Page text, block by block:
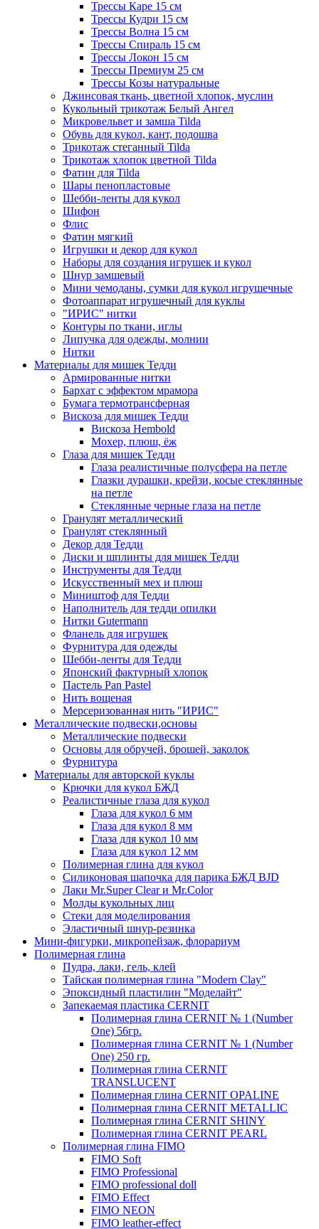
Трессы Каре 15 см
Трессы Кудри 15 см
Трессы Волна 15 см
Трессы Спираль 15 см
Трессы Локон 15 см
Трессы Премиум 25 см
Трессы Козы натуральные
Джинсовая ткань, цветной хлопок, муслин
Кукольный трикотаж Белый Ангел
Микровельвет и замша Tilda
Обувь для кукол, кант, подошва
Трикотаж стеганный Tilda
Трикотаж хлопок цветной Tilda
Фатин для Tilda
Шары пенопластовые
Шебби-ленты для кукол
Шифон
Флис
Фатин мягкий
Игрушки и декор для кукол
Наборы для создания игрушек и кукол
Шнур замшевый
Мини чемоданы, сумки для кукол игрушечные
Фотоаппарат игрушечный для куклы
"ИРИС" нитки
Контуры по ткани, иглы
Липучка для одежды, молнии
Нитки
Материалы для мишек Тедди
Армированные нитки
Бархат с эффектом мрамора
Бумага термотрансферная
Вискоза для мишек Тедди
Вискоза Hembold
Мохер, плюш, ёж
Глаза для мишек Тедди
Глаза реалистичные полусфера на петле
Глазки дурашки, крейзи, косые стеклянные
на петле
Стеклянные черные глаза на петле
Гранулят металлический
Гранулят стеклянный
Декор для Тедди
Диски и шплинты для мишек Тедди
Инструменты для Тедди
Искусственный мех и плюш
Миништоф для Тедди
Наполнитель для тедди опилки
Нитки Gutermann
Фланель для игрушек
Фурнитура для одежды
Шебби-ленты для Тедди
Японский фактурный хлопок
Пастель Pan Pastel
Нить вощеная
Мерсеризованная нить "ИРИС"
Металлические подвески,основы
Металлические подвески
Основы для обручей, брошей, заколок
Фурнитура
Материалы для авторской куклы
Крючки для кукол БЖД
Реалистичные глаза для кукол
Глаза для кукол 6 мм
Глаза для кукол 8 мм
Глаза для кукол 10 мм
Глаза для кукол 12 мм
Полимерная глина для кукол
Силиконовая шапочка для парика БЖД BJD
Лаки Mr.Super Clear и Mr.Color
Молды кукольных лиц
Стеки для моделирования
Эластичный шнур-резинка
Мини-фигурки, микропейзаж, флорариум
Полимерная глина
Пудра, лаки, гель, клей
Тайская полимерная глина "Modern Clay"
Эпоксидный пластилин "Моделайт"
Запекаемая пластика CERNIT
Полимерная глина CERNIT № 1 (Number
One) 56гр.
Полимерная глина CERNIT № 1 (Number
One) 250 гр.
Полимерная глина CERNIT
TRANSLUCENT
Полимерная глина CERNIT OPALINE
Полимерная глина CERNIT METALLIC
Полимерная глина CERNIT SHINY
Полимерная глина CERNIT PEARL
Полимерная глина FIMO
FIMO Soft
FIMO Professional
FIMO professional doll
FIMO Effect
FIMO NEON
FIMO leather-effect